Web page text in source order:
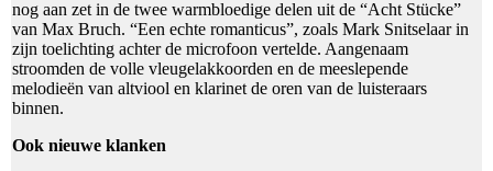
nog aan zet in de twee warmbloedige delen uit de “Acht Stücke”
van Max Bruch. “Een echte romanticus”, zoals Mark Snitselaar in
zijn toelichting achter de microfoon vertelde. Aangenaam
stroomden de volle vleugelakkoorden en de meeslepende
melodieën van altviool en klarinet de oren van de luisteraars
binnen.
Ook nieuwe klanken